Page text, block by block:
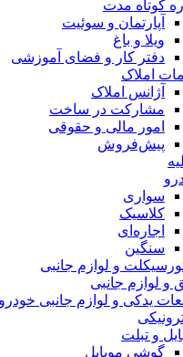
کوتاه مدت
آپارتمان و سوئیت
ویلا و باغ
دفتر کار و فضای آموزشی
املاک
آژانس املاک
مشارکت در ساخت
امور مالی و حقوقی
پیش‌فروش
سواری
کلاسیک
اجاره‌ای
سنگین
و لوازم جانبی
و لوازم جانبی
یدکی و لوازم جانبی خودرو
و تبلت
گوشی موبایل